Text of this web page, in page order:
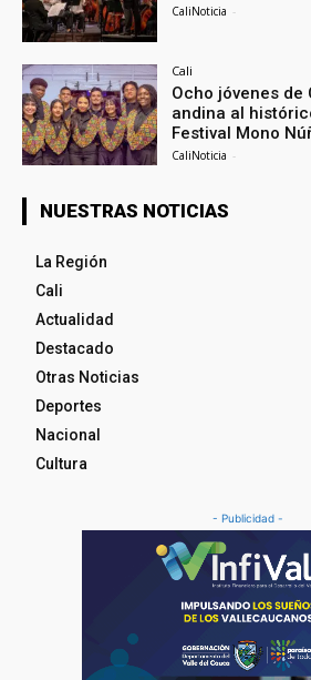
CaliNoticia -
Cali
Ocho jóvenes de
andina al
Festival Mono
CaliNoticia -
NUESTRAS NOTICIAS
La Región
Cali
Actualidad
Destacado
Otras Noticias
Deportes
Nacional
Cultura
- Publicidad -